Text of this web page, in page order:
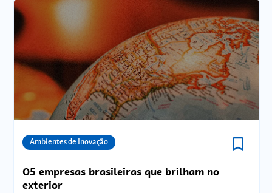
Ambientes de Inovação bookmark_border
05 empresas brasileiras que brilham no
exterior